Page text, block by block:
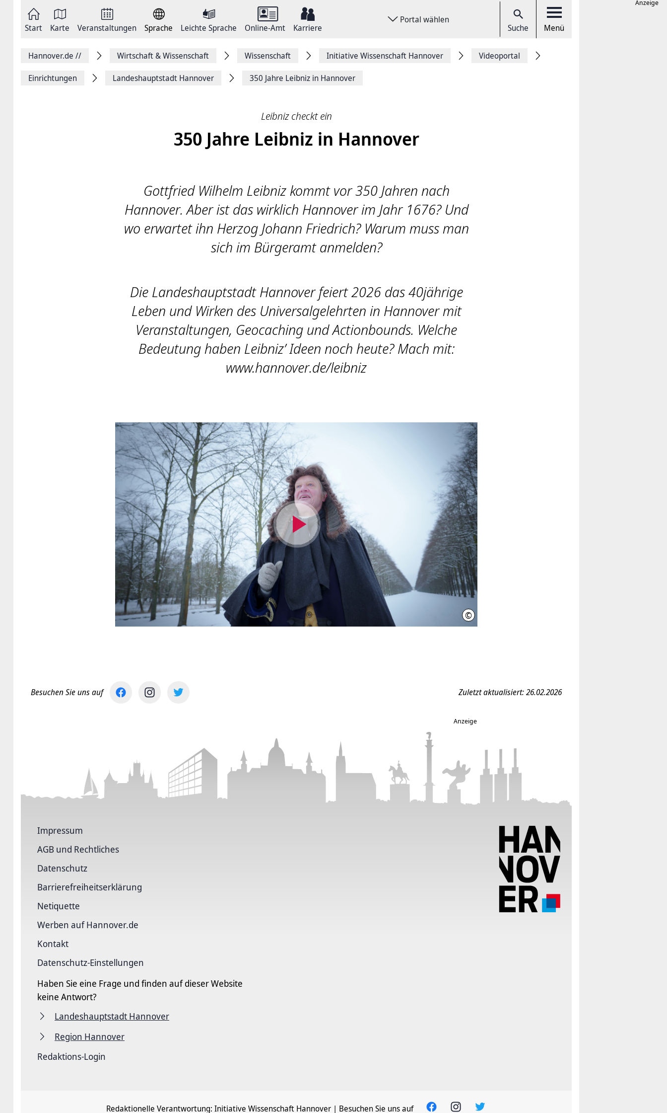
springen
Start Karte Veranstaltungen Sprache Leichte Sprache Online-Amt Karriere
Portal wählen
Suche Menü
FacebookHannover.de // Wirtschaft & Wissenschaft Wissenschaft Initiative Wissenschaft Hannover Videoportal
Einrichtungen Landeshauptstadt Hannover 350 Jahre Leibniz in Hannover
Leibniz checkt ein
350 Jahre Leibniz in Hannover
Gottfried Wilhelm Leibniz kommt vor 350 Jahren nach
Hannover. Aber ist das wirklich Hannover im Jahr 1676? Und
wo erwartet ihn Herzog Johann Friedrich? Warum muss man
sich im Bürgeramt anmelden?
Die Landeshauptstadt Hannover feiert 2026 das 40jährige
Leben und Wirken des Universalgelehrten in Hannover mit
Veranstaltungen, Geocaching und Actionbounds. Welche
Bedeutung haben Leibniz’ Ideen noch heute? Mach mit:
www.hannover.de/leibniz
Video
abspielen
©Initiative Wissenschaft Hannover
Besuchen Sie uns auf Zuletzt aktualisiert: 26.02.2026
Anzeige
Impressum
AGB und Rechtliches
Datenschutz
Barriere­freiheits­erklärung
Netiquette
Werben auf Hannover.de
Kontakt
Datenschutz-Einstellungen
Haben Sie eine Frage und finden auf dieser Website
keine Antwort?
Landeshauptstadt Hannover
Region Hannover
Redaktions-Login
Redaktionelle Verantwortung: Initiative Wissenschaft Hannover | Besuchen Sie uns auf
Anzeige